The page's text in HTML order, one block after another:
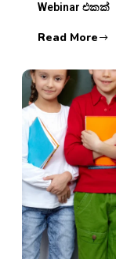
Webinar එකක්
Read More